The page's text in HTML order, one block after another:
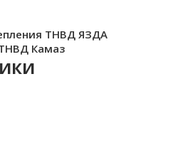
ТНВД ЯЗДА
Камаз